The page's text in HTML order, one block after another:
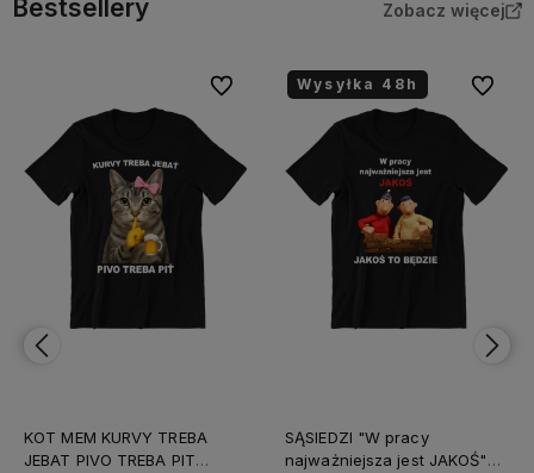
Bestsellery Zobacz więcej
KOT MEM KURVY TREBA
JEBAT PIVO TREBA PIT
Do ulubionychWysyłka 48h
SĄSIEDZI "W pracy
najważniejsza jest JAKOŚ"
Do